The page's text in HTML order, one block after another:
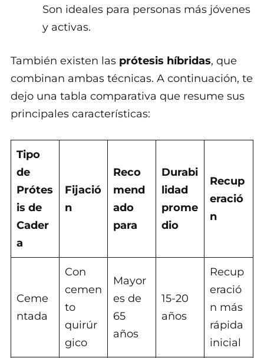
Son ideales para personas más jóvenes
y activas.
También existen las prótesis híbridas, que
combinan ambas técnicas. A continuación, te
dejo una tabla comparativa que resume sus
principales características:
Tipo
de
Prótes
is de
Cader
a
Fijació
n
Reco
mend
ado
para
Durabi
lidad
prome
dio
Recup
eració
n
Ceme
ntada
Con
cemen
to
quirúr
gico
Mayor
es de
65
años
15-20
años
Recup
eració
n más
rápida
inicial